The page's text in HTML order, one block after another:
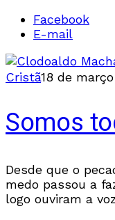
Facebook
E-mail
Cristã18 de
Somos
Desde que o
medo passou a
logo ouviram a